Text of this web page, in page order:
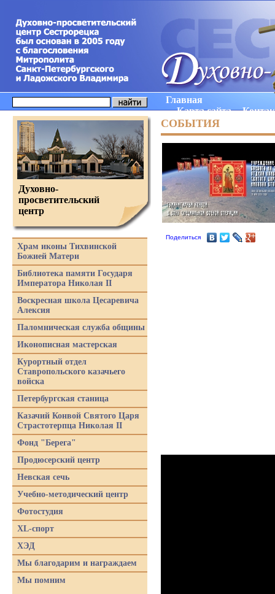
Главная
Карта сайта
СОБЫТИЯ
Поделиться
Духовно-
просветительский
центр
Храм иконы Тихвинской
Божией Матери
Библиотека памяти Государя
Императора Николая II
Воскресная школа Цесаревича
Алексия
Паломническая служба общины
Иконописная мастерская
Курортный отдел
Ставропольского казачьего
войска
Петербургская станица
Казачий Конвой Святого Царя
Страстотерпца Николая II
Фонд "Берега"
Продюсерский центр
Невская сечь
Учебно-методический центр
Фотостудия
XL-спорт
ХЭД
Мы благодарим и награждаем
Мы помним